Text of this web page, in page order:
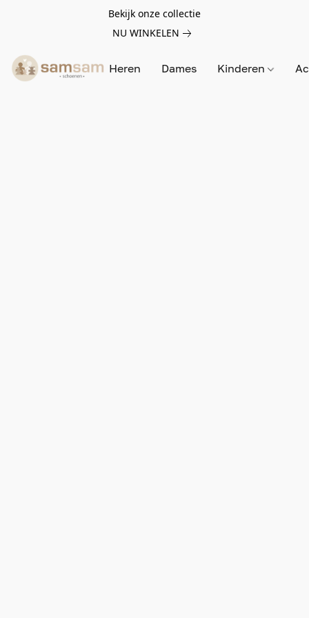
Bekijk onze collectie
NU WINKELEN
Heren Dames Kinderen